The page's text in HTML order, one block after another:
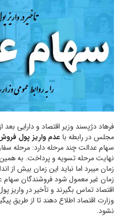
فرهاد دژپسند وزیر اقتصاد و دارایی
مجلس در رابطه با عدم واریز پول
سهام عدالت چند مرحله دارد: مرحله
نهایت مرحله تسویه و پرداخت. به
زمان میبرد اما نباید این زمان بیش از
زمان غیر معمول شود فروشندگان سهام
اقتصاد تماس بگیرند و تأخیر در واریز
وزارت اقتصاد اطلاع دهند تا از طریق
نشود.